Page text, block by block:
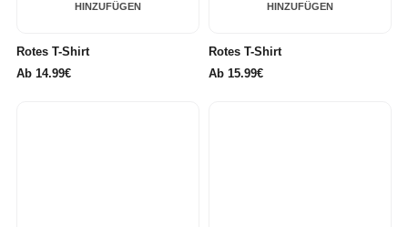
HINZUFÜGEN
Rotes T-Shirt
Ab 14.99€
HINZUFÜGEN
Rotes T-Shirt
Ab 15.99€